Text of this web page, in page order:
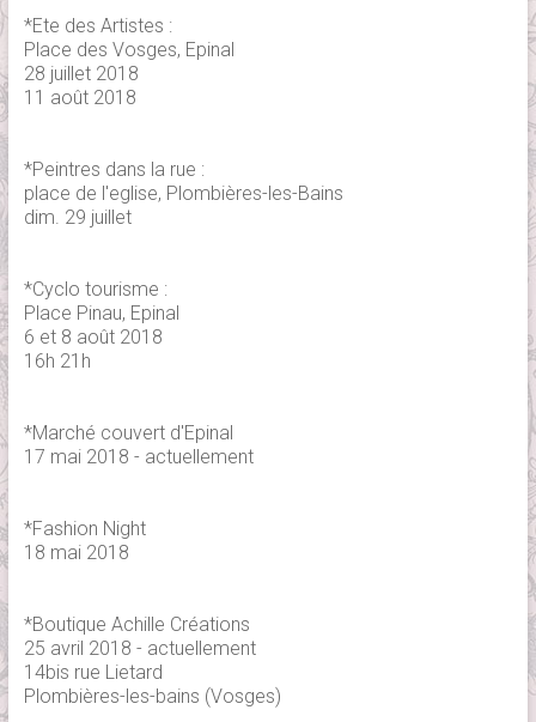
*Ete des Artistes :
Place des Vosges, Epinal
28 juillet 2018
11 août 2018
*Peintres dans la rue :
place de l'eglise, Plombières-les-Bains
dim. 29 juillet
*Cyclo tourisme :
Place Pinau, Epinal
6 et 8 août 2018
16h 21h
*Marché couvert d'Epinal
17 mai 2018 - actuellement
*Fashion Night
18 mai 2018
*Boutique Achille Créations
25 avril 2018 - actuellement
14bis rue Lietard
Plombières-les-bains (Vosges)